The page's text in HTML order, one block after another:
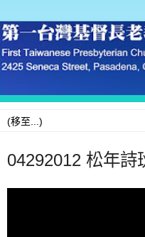
04292012 松年詩